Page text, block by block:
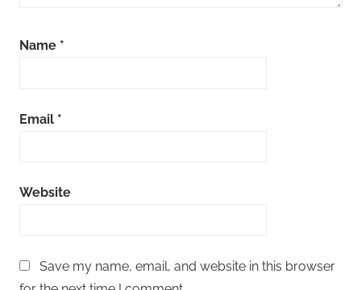
Name *
Email *
Website
Save my name, email, and website in this browser